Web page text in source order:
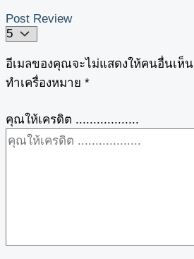
Post Review
อีเมลของคุณจะไม่แสดงให้คนอื่นเห็น
ทำเครื่องหมาย *
คุณให้เครดิต ..................